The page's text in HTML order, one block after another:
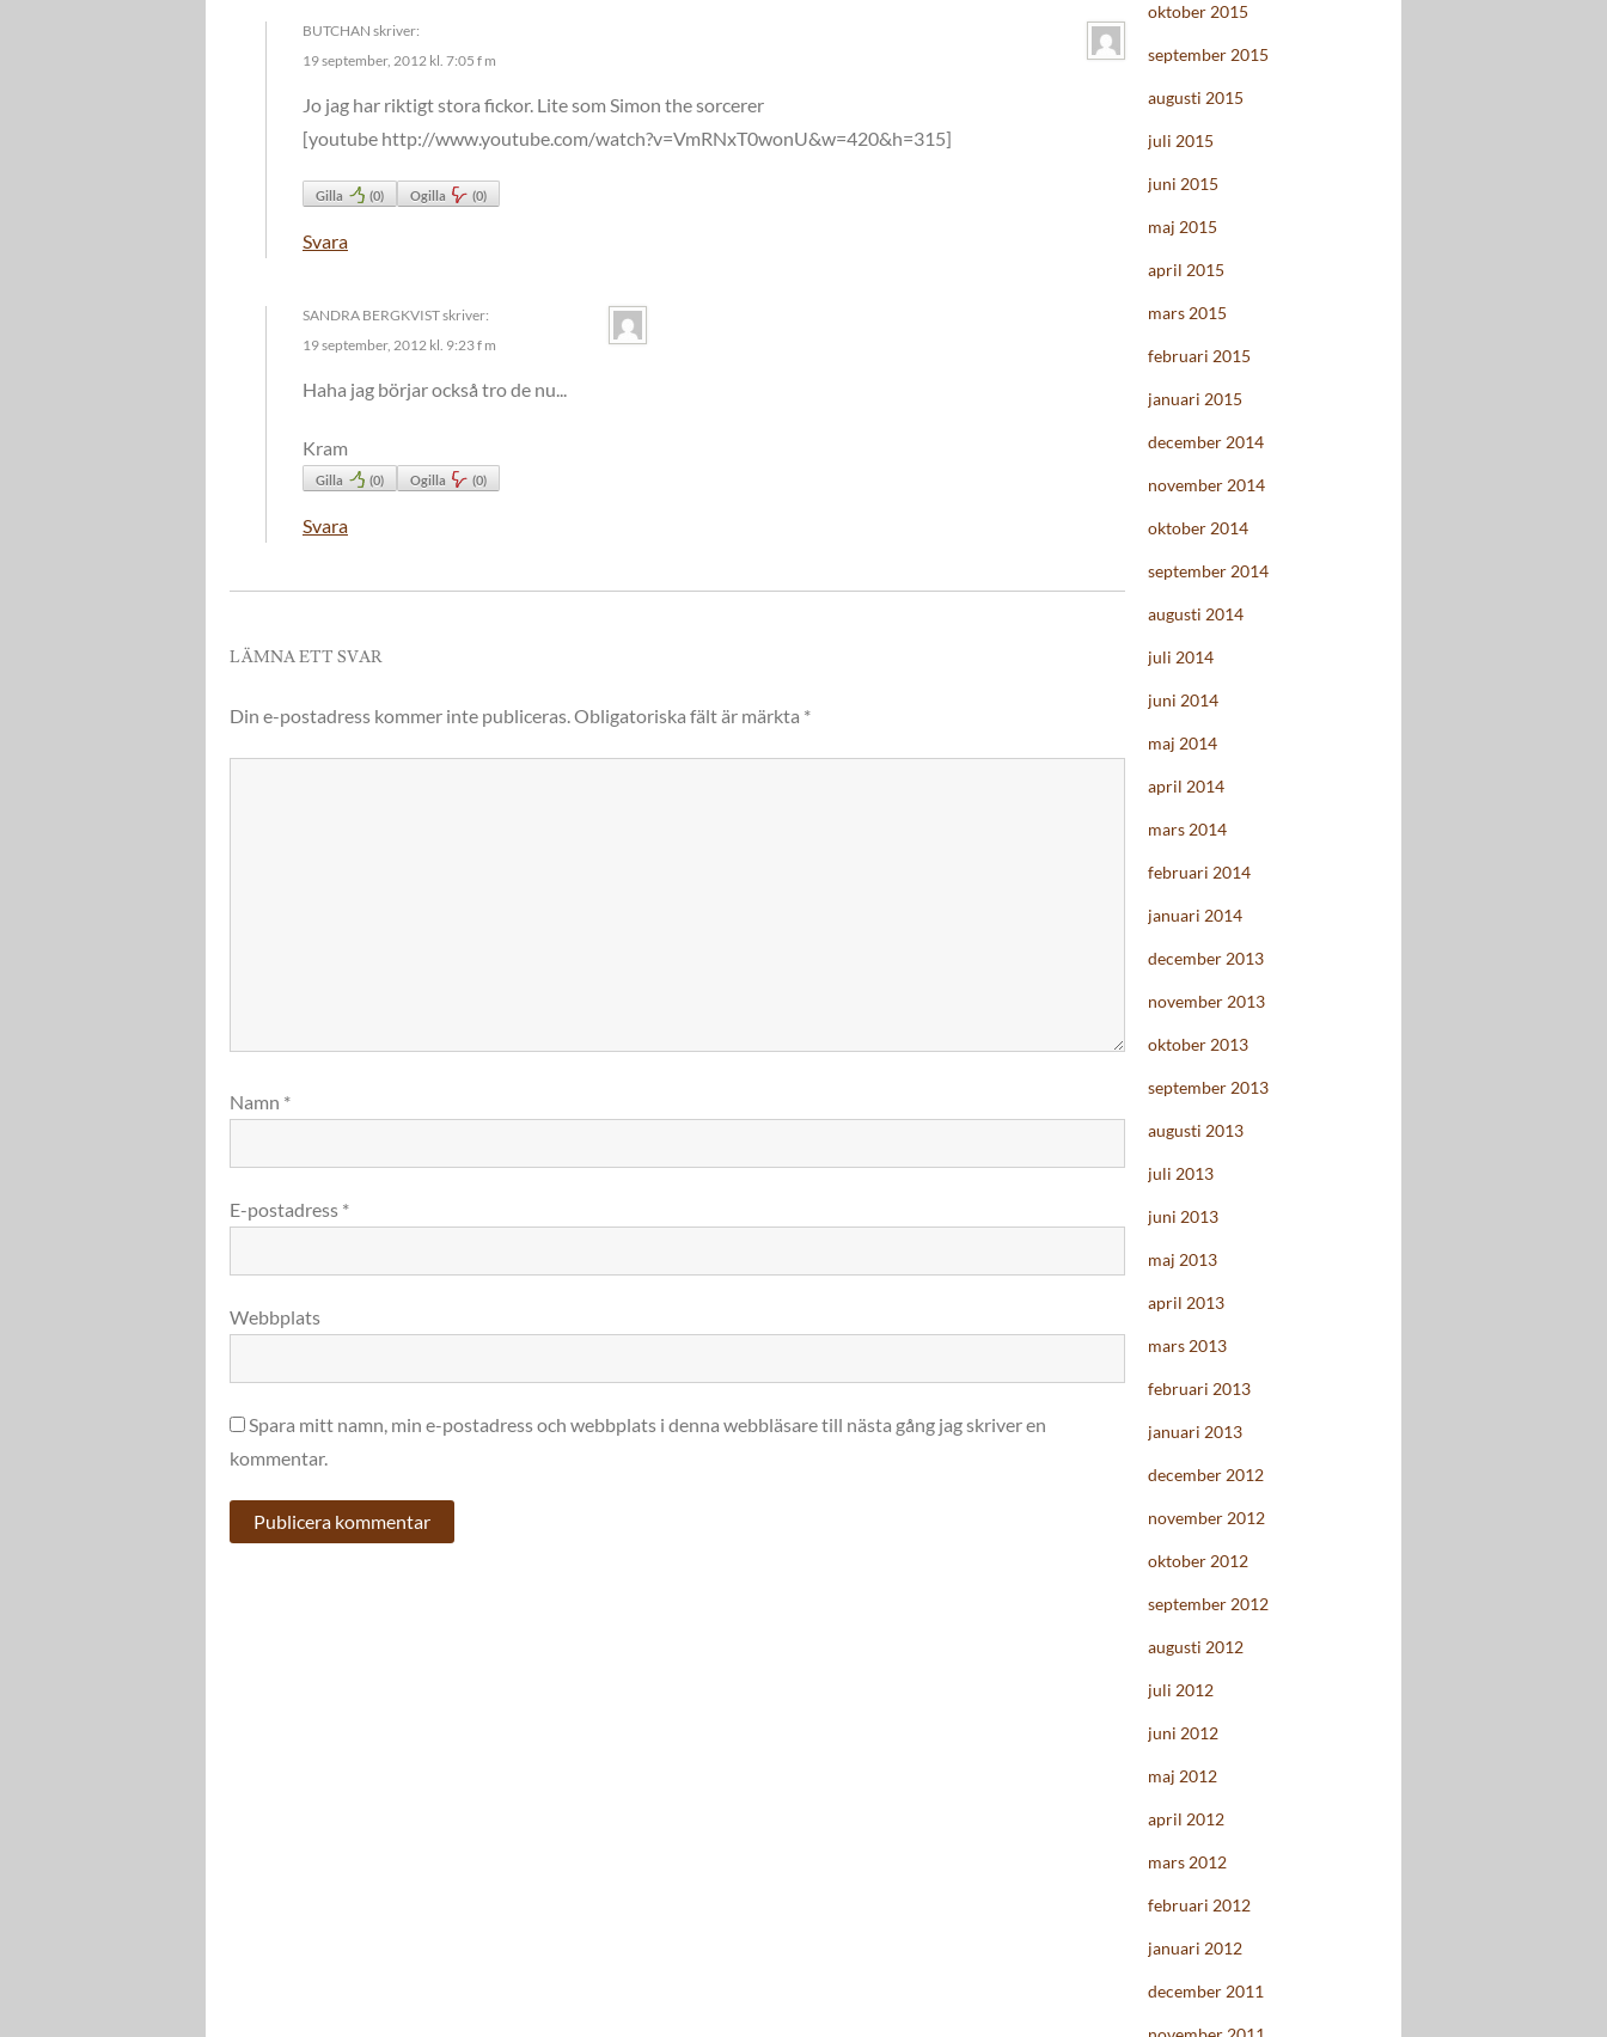
BUTCHAN skriver:
19 september, 2012 kl. 7:05 f m
Jo jag har riktigt stora fickor. Lite som Simon the sorcerer
[youtube http://www.youtube.com/watch?v=VmRNxT0wonU&w=420&h=315]
Gilla (0) Ogilla (0)
Svara
SANDRA BERGKVISTskriver:
19 september, 2012 kl. 9:23 f m
Haha jag börjar också tro de nu...
Kram
Gilla (0) Ogilla (0)
Svara
LÄMNA ETT SVAR
Din e-postadress kommer inte publiceras. Obligatoriska fält är märkta *
Namn *
E-postadress *
Webbplats
Spara mitt namn, min e-postadress och webbplats i denna webbläsare till nästa gång jag skriver en
kommentar.
oktober 2015
september 2015
augusti 2015
juli 2015
juni 2015
maj 2015
april 2015
mars 2015
februari 2015
januari 2015
december 2014
november 2014
oktober 2014
september 2014
augusti 2014
juli 2014
juni 2014
maj 2014
april 2014
mars 2014
februari 2014
januari 2014
december 2013
november 2013
oktober 2013
september 2013
augusti 2013
juli 2013
juni 2013
maj 2013
april 2013
mars 2013
februari 2013
januari 2013
december 2012
november 2012
oktober 2012
september 2012
augusti 2012
juli 2012
juni 2012
maj 2012
april 2012
mars 2012
februari 2012
januari 2012
december 2011